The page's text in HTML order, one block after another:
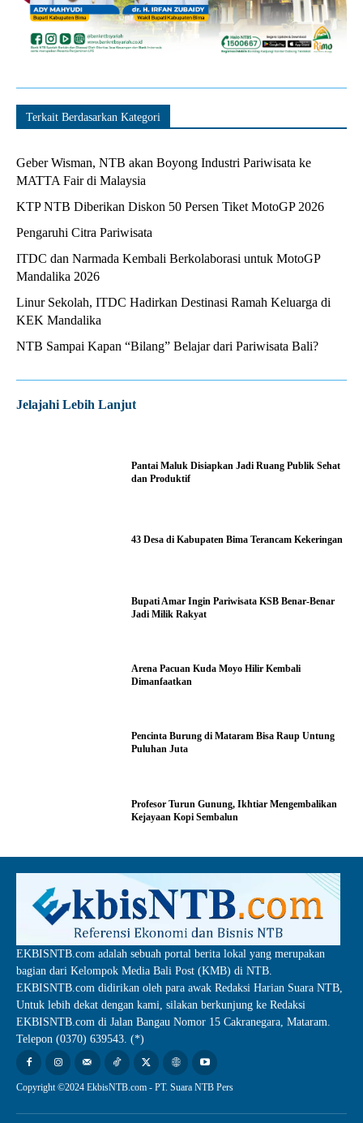
Terkait Berdasarkan Kategori
Geber Wisman, NTB akan Boyong Industri Pariwisata ke
MATTA Fair di Malaysia
KTP NTB Diberikan Diskon 50 Persen Tiket MotoGP 2026
Pengaruhi Citra Pariwisata
ITDC dan Narmada Kembali Berkolaborasi untuk MotoGP
Mandalika 2026
Linur Sekolah, ITDC Hadirkan Destinasi Ramah Keluarga di
KEK Mandalika
NTB Sampai Kapan “Bilang” Belajar dari Pariwisata Bali?
Jelajahi Lebih Lanjut
Pantai Maluk Disiapkan Jadi Ruang Publik Sehat
dan Produktif
43 Desa di Kabupaten Bima Terancam Kekeringan
Bupati Amar Ingin Pariwisata KSB Benar-Benar
Jadi Milik Rakyat
Arena Pacuan Kuda Moyo Hilir Kembali
Dimanfaatkan
Pencinta Burung di Mataram Bisa Raup Untung
Puluhan Juta
Profesor Turun Gunung, Ikhtiar Mengembalikan
Kejayaan Kopi Sembalun
EKBISNTB.com adalah sebuah portal berita lokal yang merupakan
bagian dari Kelompok Media Bali Post (KMB) di NTB.
EKBISNTB.com didirikan oleh para awak Redaksi Harian Suara NTB,
Untuk lebih dekat dengan kami, silakan berkunjung ke Redaksi
EKBISNTB.com di Jalan Bangau Nomor 15 Cakranegara, Mataram.
Telepon (0370) 639543. (*)
Copyright ©2024 EkbisNTB.com - PT. Suara NTB Pers